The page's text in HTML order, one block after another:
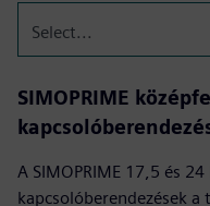
Select...
SIMOPRIME
A SIMOPRIME 17,5 és
kapcsolóberendezések